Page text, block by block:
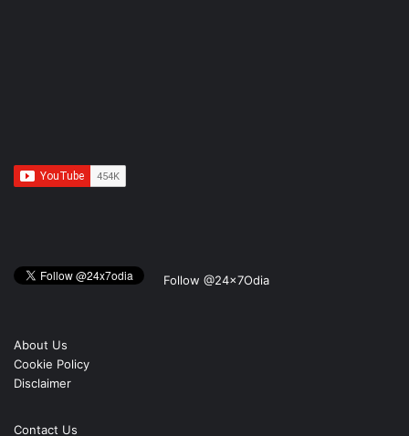
Follow @24x7Odia
About Us
Cookie Policy
Disclaimer
Contact Us